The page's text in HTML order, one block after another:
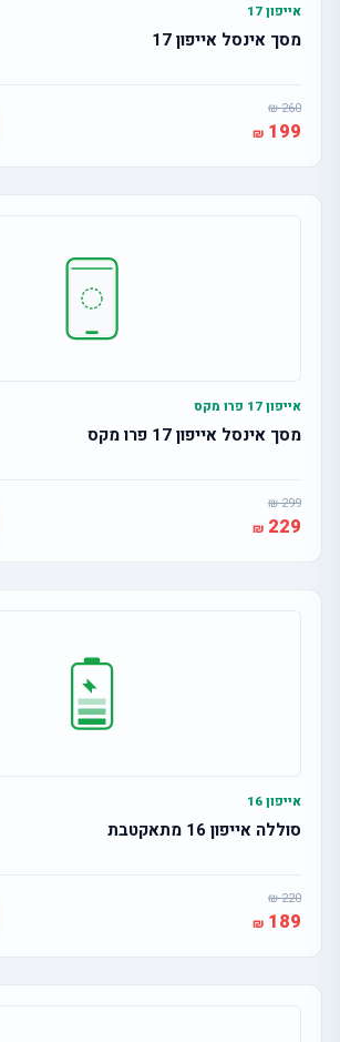
אייפון 17
מסך אינסל אייפון 17
260
199
אייפון 17 פרו מקס
מסך אינסל אייפון 17 פרו מקס
299
229
אייפון 16
סוללה אייפון 16 מתאקטבת
220
189